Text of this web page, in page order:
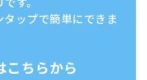
ップで簡単にできま
こちらから